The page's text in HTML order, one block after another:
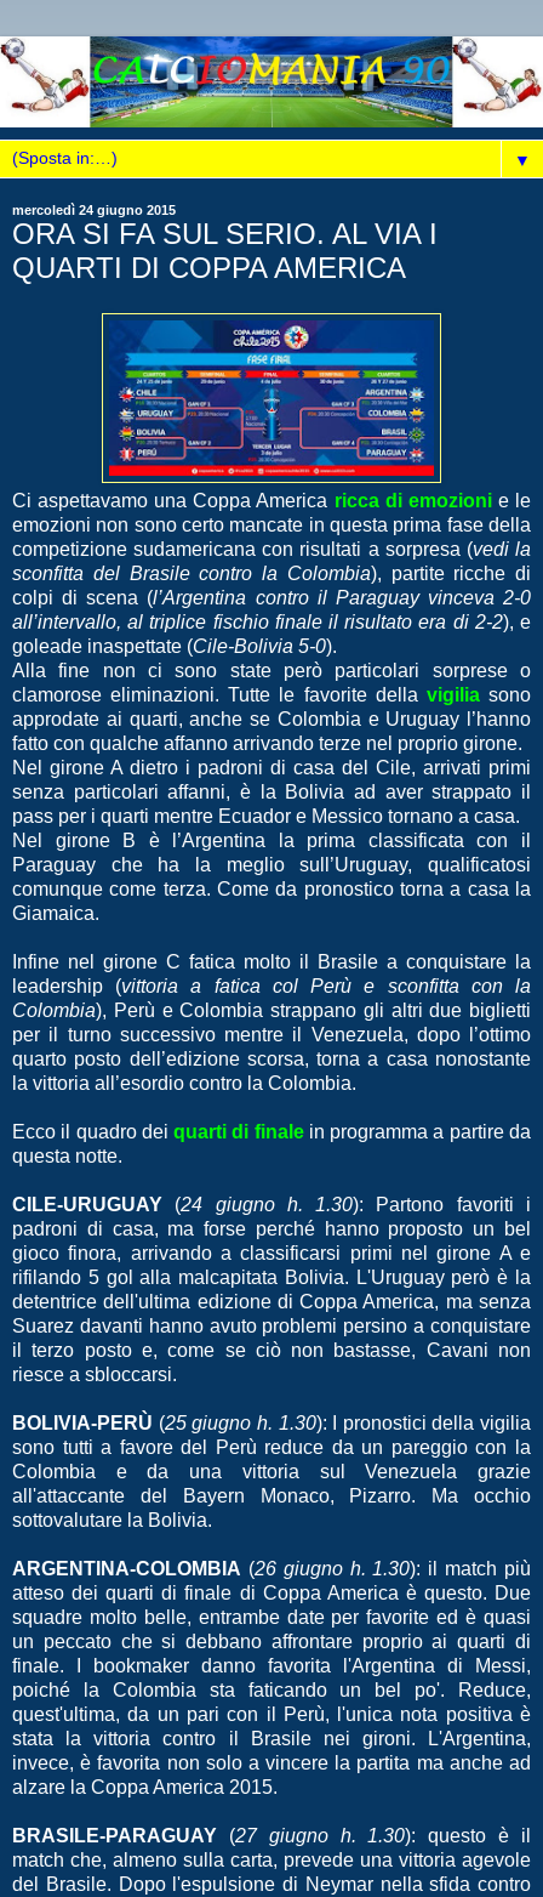
▼
mercoledì 24 giugno 2015
ORA SI FA SUL SERIO. AL VIA I
QUARTI DI COPPA AMERICA
Ci aspettavamo una Coppa America ricca di emozionie le
emozioni non sono certo mancate in questa prima fase della
competizione sudamericana con risultati a sorpresa (vedi la
sconfitta del Brasile contro la Colombia), partite ricche di
colpi di scena (l’Argentina contro il Paraguay vinceva 2-0
all’intervallo, al triplice fischio finale il risultato era di 2-2), e
goleade inaspettate (Cile-Bolivia 5-0).
Alla fine non ci sono state però particolari sorprese o
clamorose eliminazioni. Tutte le favorite della vigiliasono
approdate ai quarti, anche se Colombia e Uruguay l’hanno
fatto con qualche affanno arrivando terze nel proprio girone.
Nel girone A dietro i padroni di casa del Cile, arrivati primi
senza particolari affanni, è la Bolivia ad aver strappato il
pass per i quarti mentre Ecuador e Messico tornano a casa.
Nel girone B è l’Argentina la prima classificata con il
Paraguay che ha la meglio sull’Uruguay, qualificatosi
comunque come terza. Come da pronostico torna a casa la
Giamaica.
Infine nel girone C fatica molto il Brasile a conquistare la
leadership (vittoria a fatica col Perù e sconfitta con la
Colombia), Perù e Colombia strappano gli altri due biglietti
per il turno successivo mentre il Venezuela, dopo l’ottimo
quarto posto dell’edizione scorsa, torna a casa nonostante
la vittoria all’esordio contro la Colombia.
Ecco il quadro deiquarti di finalein programma a partire da
questa notte.
CILE-URUGUAY (24 giugno h. 1.30): Partono favoriti i
padroni di casa, ma forse perché hanno proposto un bel
gioco finora, arrivando a classificarsi primi nel girone A e
rifilando 5 gol alla malcapitata Bolivia. L'Uruguay però è la
detentrice dell'ultima edizione di Coppa America, ma senza
Suarez davanti hanno avuto problemi persino a conquistare
il terzo posto e, come se ciò non bastasse, Cavani non
riesce a sbloccarsi.
BOLIVIA-PERÙ (25 giugno h. 1.30): I pronostici della vigilia
sono tutti a favore del Perù reduce da un pareggio con la
Colombia e da una vittoria sul Venezuela grazie
all'attaccante del Bayern Monaco, Pizarro. Ma occhio
sottovalutare la Bolivia.
ARGENTINA-COLOMBIA (26 giugno h. 1.30): il match più
atteso dei quarti di finale di Coppa America è questo. Due
squadre molto belle, entrambe date per favorite ed è quasi
un peccato che si debbano affrontare proprio ai quarti di
finale. I bookmaker danno favorita l'Argentina di Messi,
poiché la Colombia sta faticando un bel po'. Reduce,
quest'ultima, da un pari con il Perù, l'unica nota positiva è
stata la vittoria contro il Brasile nei gironi. L'Argentina,
invece, è favorita non solo a vincere la partita ma anche ad
alzare la Coppa America 2015.
BRASILE-PARAGUAY (27 giugno h. 1.30): questo è il
match che, almeno sulla carta, prevede una vittoria agevole
del Brasile. Dopo l'espulsione di Neymar nella sfida contro